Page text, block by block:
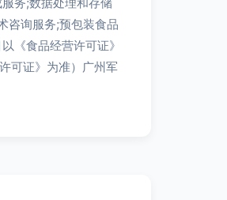
咨询服务;预包装食品
《食品经营许可证》
可证》为准）广州军